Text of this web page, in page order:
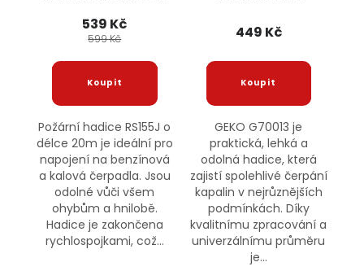
539 Kč
599 Kč
Požární hadice RS155J o
délce 20m je ideální pro
napojení na benzínová
a kalová čerpadla. Jsou
odolné vůči všem
ohybům a hnilobě.
Hadice je zakončena
rychlospojkami, což...
449 Kč
GEKO G70013 je
praktická, lehká a
odolná hadice, která
zajistí spolehlivé čerpání
kapalin v nejrůznějších
podmínkách. Díky
kvalitnímu zpracování a
univerzálnímu průměru
je...